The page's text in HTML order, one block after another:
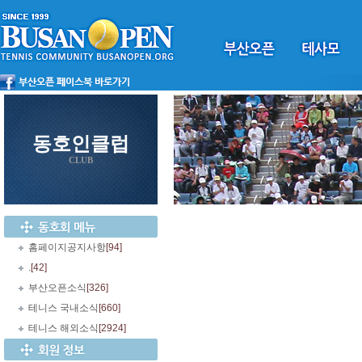
동호인클럽
CLUB
홈페이지공지사항[94]
.[42]
부산오픈소식 [326]
테니스 국내소식 [660]
테니스 해외소식 [2924]